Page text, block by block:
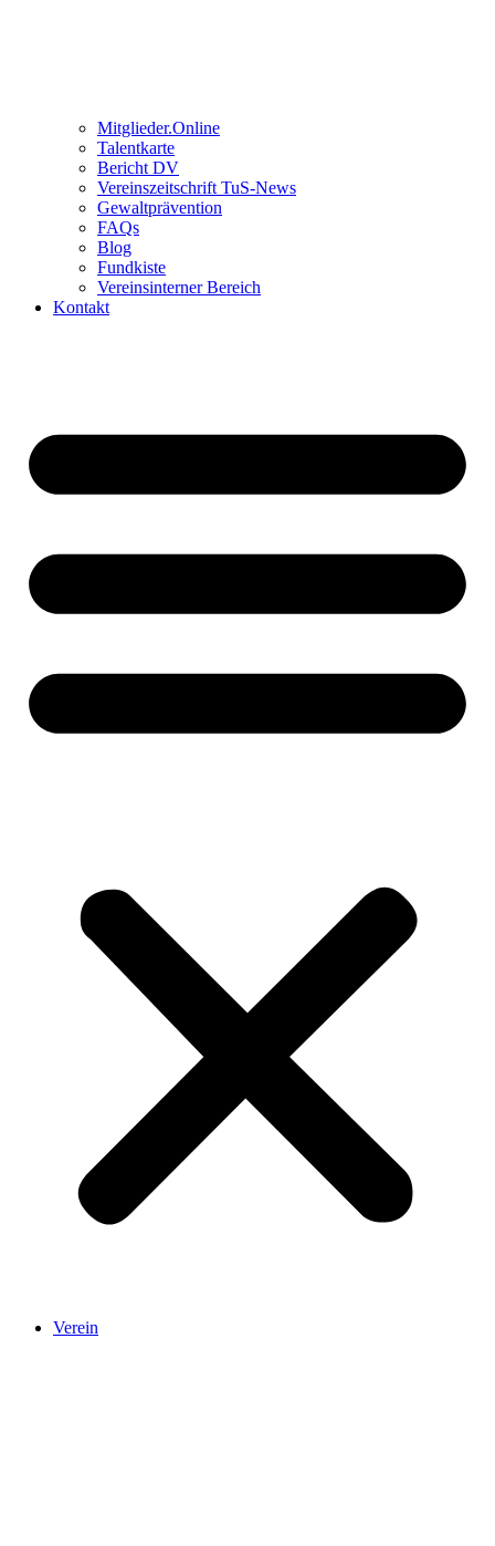
Mitglieder.Online
Talentkarte
Bericht DV
Vereinszeitschrift TuS-News
Gewaltprävention
FAQs
Blog
Fundkiste
Vereinsinterner Bereich
Kontakt
Verein